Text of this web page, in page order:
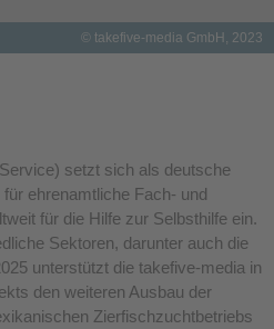
© takefive-media GmbH, 2023
setzt sich als deutsche
ehrenamtliche Fach- und
für die Hilfe zur Selbsthilfe ein.
Sektoren, darunter auch die
unterstützt die takefive-media in
den weiteren Ausbau der
Zierfischzuchtbetriebs